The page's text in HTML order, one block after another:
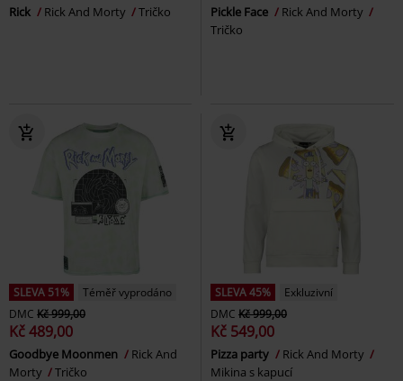
Rick Rick And Morty Tričko Pickle Face
Rick And Morty
Tričko
SLEVA 51%
Téměř vyprodáno
DMC Kč 999,00
Kč 489,00
Goodbye Moonmen
Rick And
Morty
Tričko
SLEVA 45%
Exkluzivní
DMC Kč 999,00
Kč 549,00
Pizza party
Rick And Morty
Mikina s kapucí